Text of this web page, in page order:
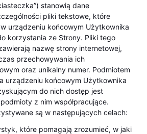
stanowią dane
pliki tekstowe, które
urządzeniu końcowym Użytkownika
korzystania ze Strony. Pliki tego
nazwę strony internetowej,
przechowywania ich
oraz unikalny numer. Podmiotem
urządzeniu końcowym Użytkownika
do nich dostęp jest
z nim współpracujące.
są w następujących celach:
które pomagają zrozumieć, w jaki